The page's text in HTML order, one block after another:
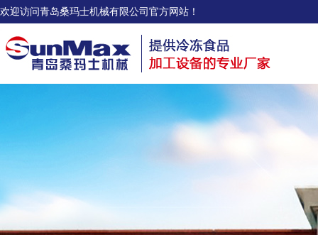
欢迎访问青岛桑玛士机械有限公司官方网站！